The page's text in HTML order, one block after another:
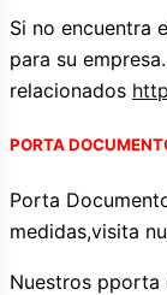
Si no encuentra
para su
relacionados
PORTA
Porta
medidas,visita
Nuestros pporta